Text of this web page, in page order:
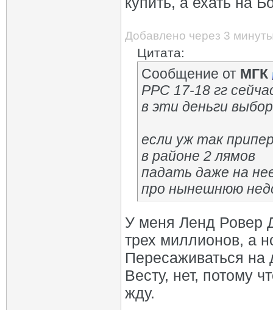
Добавлено через 3
Цитата:
Сообщение от МГК
РРС 17-18 гг
в эти деньги
если уж так
в районе 2 лямов
падать даже на
про нынешнюю
У меня Ленд Ровер
трех миллионов, а
Пересаживаться на
Весту, нет, потому
жду.